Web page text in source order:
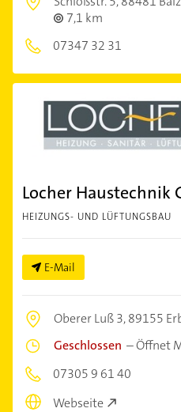
7,1 km
07347 32 31
Locher Haustechnik
HEIZUNGS- UND LÜFTUNGSBAU
E-Mail
Oberer Luß 3,89155
Geschlossen –Öffnet
07305 9 61 40
Webseite